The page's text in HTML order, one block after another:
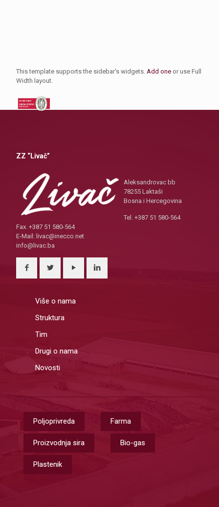
This template supports the sidebar's widgets. Add one or use Full
Width layout.
ZZ “Livač”
Aleksandrovac bb
78255 Laktaši
Bosna i Hercegovina
Tel. +387 51 580-564
Fax. +387 51 580-564
E-Mail: livac@inecco.net
info@livac.ba
Više o nama
Struktura
Tim
Drugi o nama
Novosti
Poljoprivreda Farma
Proizvodnja sira Bio-gas
Plastenik